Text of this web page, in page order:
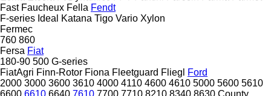
Fast Faucheux Fella Fendt
F-series Ideal Katana Tigo Vario Xylon
Fermec
760 860
Fersa Fiat
180-90 500 G-series
FiatAgri Finn-Rotor Fiona Fleetguard Fliegl
Ford
2000 3000 3600 3610 4000 4110 4600 4610 5000 5600 5610
6600 6610 6640 7610 7700 7710 8210 8340 8630 County